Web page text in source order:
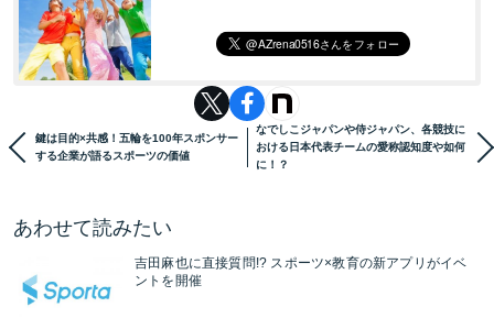
鍵は目的×共感！五輪を100年スポンサー
する企業が語るスポーツの価値
なでしこジャパンや侍ジャパン、各競技に
おける日本代表チームの愛称認知度や如何
に！？
あわせて読みたい
吉田麻也に直接質問!? スポーツ×教育の新アプリがイベ
ントを開催